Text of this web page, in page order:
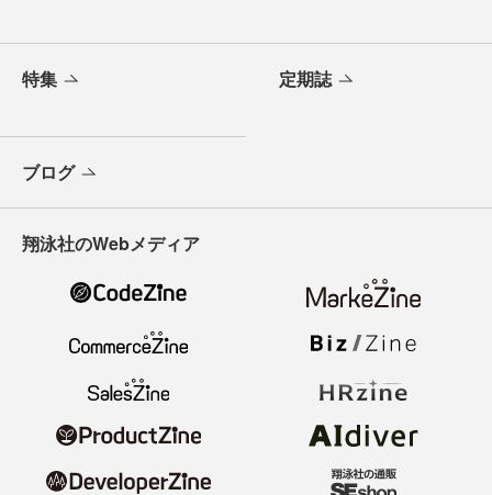
特集 定期誌
ブログ
翔泳社のWebメディア